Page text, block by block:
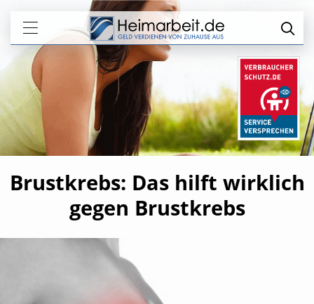
Brustkrebs: Das hilft wirklich
gegen Brustkrebs